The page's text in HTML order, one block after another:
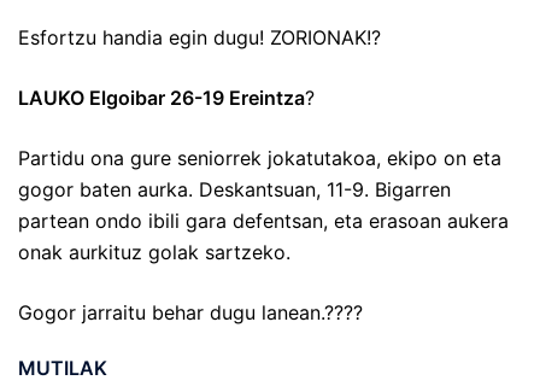
Esfortzu handia egin dugu! ZORIONAK!?
LAUKO Elgoibar 26-19 Ereintza?
Partidu ona gure seniorrek jokatutakoa, ekipo on eta
gogor baten aurka. Deskantsuan, 11-9. Bigarren
partean ondo ibili gara defentsan, eta erasoan aukera
onak aurkituz golak sartzeko.
Gogor jarraitu behar dugu lanean.????
MUTILAK